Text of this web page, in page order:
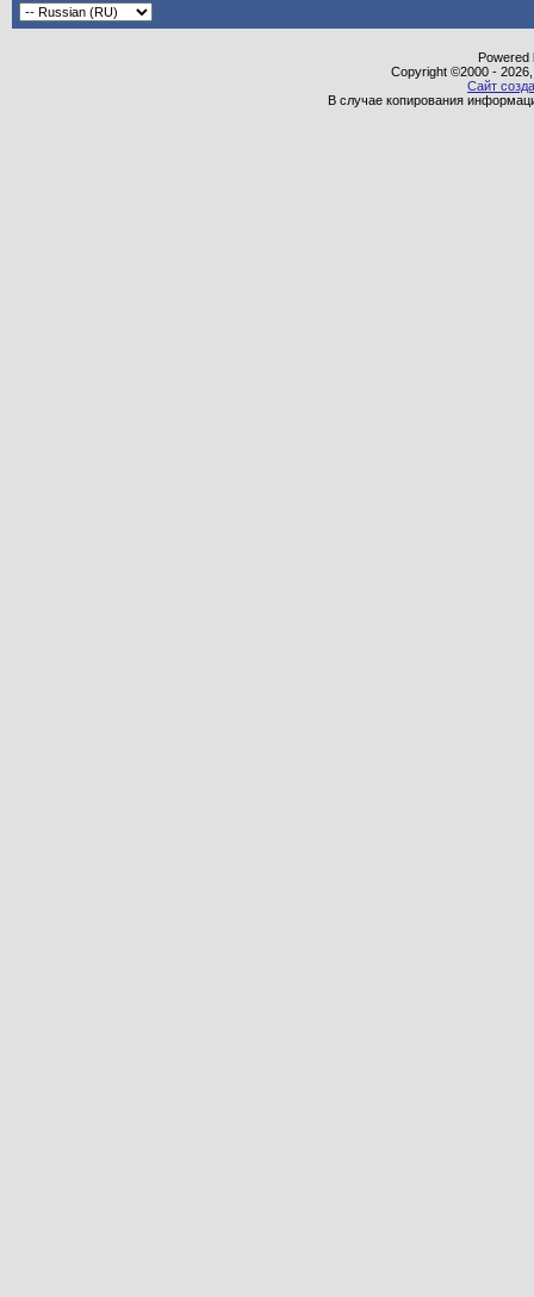
Powered
Copyright ©2000 -
Сайт
В случае копирования